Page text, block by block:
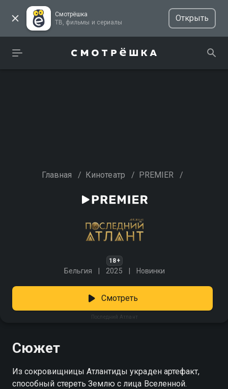
Смотрёшка
ТВ, фильмы и сериалы
Открыть
Главная / Кинотеатр / PREMIER /
18+
Бельгия 2025 Новинки
Последний Атлант
Смотреть
Сюжет
Из сокровищницы Атлантиды украден артефакт,
способный стереть Землю с лица Вселенной.